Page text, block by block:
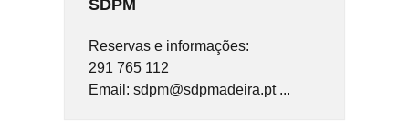
SDPM
Reservas e informações:
291 765 112
Email: sdpm@sdpmadeira.pt ...